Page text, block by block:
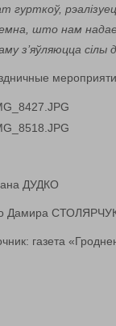
гурткоў,
што нам
з’яўляюцца сілы
ДУДКО
Дамира
газета